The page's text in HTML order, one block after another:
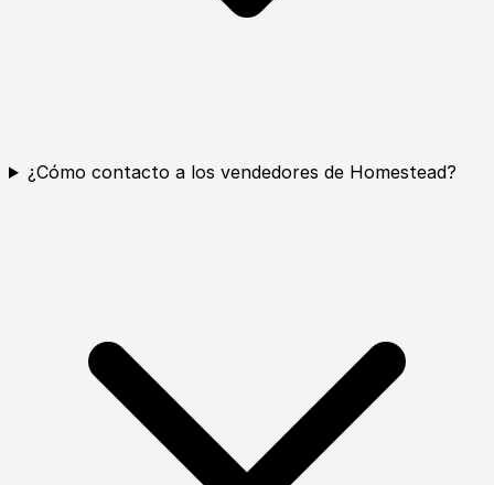
¿Cómo contacto a los vendedores de Homestead?